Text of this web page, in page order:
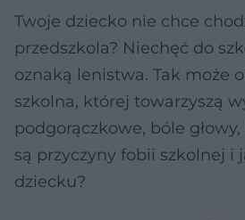
Twoje dziecko nie chce
przedszkola? Niechęć do
oznaką lenistwa. Tak może
szkolna, której towarzyszą
podgorączkowe, bóle
są przyczyny fobii szkolnej i
dziecku?